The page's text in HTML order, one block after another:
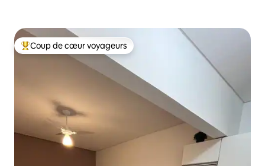
Coups de cœur voyageurs les plus appréciés
Coup de cœur voyageurs